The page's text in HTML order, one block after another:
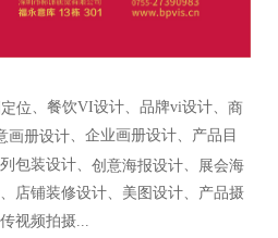
位 、餐饮VI设计、品牌vi设计、 商
画册设计、企业画册设计、产品目
列包装设计、 创意海报设计
展会海
、店铺装修设计、美图设计、产品摄
视频拍摄...